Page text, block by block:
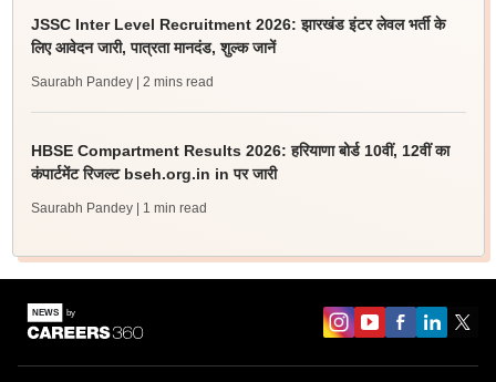
JSSC Inter Level Recruitment 2026: झारखंड इंटर लेवल भर्ती के
लिए आवेदन जारी, पात्रता मानदंड, शुल्क जानें
Saurabh Pandey | 2 mins read
HBSE Compartment Results 2026: हरियाणा बोर्ड 10वीं, 12वीं का
कंपार्टमेंट रिजल्ट bseh.org.in in पर जारी
Saurabh Pandey | 1 min read